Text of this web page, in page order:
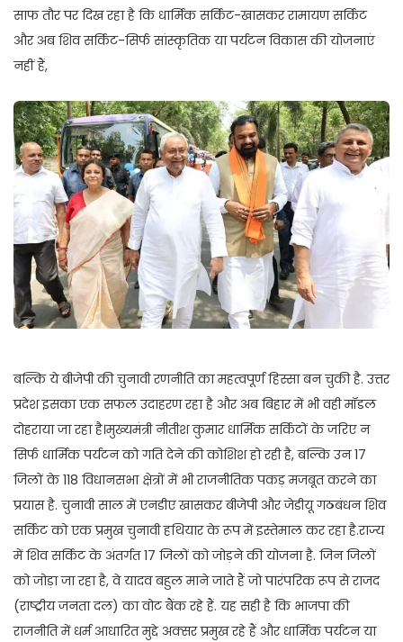
साफ तौर पर दिख रहा है कि धार्मिक सर्किट-खासकर रामायण सर्किट
और अब शिव सर्किट-सिर्फ सांस्कृतिक या पर्यटन विकास की योजनाएं
नहीं हैं,
बल्कि ये बीजेपी की चुनावी रणनीति का महत्वपूर्ण हिस्सा बन चुकी है. उत्तर
प्रदेश इसका एक सफल उदाहरण रहा है और अब बिहार में भी वही मॉडल
दोहराया जा रहा है।मुख्यमंत्री नीतीश कुमार धार्मिक सर्किटों के जरिए न
सिर्फ धार्मिक पर्यटन को गति देने की कोशिश हो रही है, बल्कि उन 17
जिलों के 118 विधानसभा क्षेत्रों में भी राजनीतिक पकड़ मजबूत करने का
प्रयास है. चुनावी साल में एनडीए खासकर बीजेपी और जेडीयू गठबंधन शिव
सर्किट को एक प्रमुख चुनावी हथियार के रूप में इस्तेमाल कर रहा है.राज्य
में शिव सर्किट के अंतर्गत 17 जिलों को जोड़ने की योजना है. जिन जिलों
को जोड़ा जा रहा है, वे यादव बहुल माने जाते हैं जो पारंपरिक रूप से राजद
(राष्ट्रीय जनता दल) का वोट बैंक रहे हैं. यह सही है कि भाजपा की
राजनीति में धर्म आधारित मुद्दे अक्सर प्रमुख रहे हैं और धार्मिक पर्यटन या